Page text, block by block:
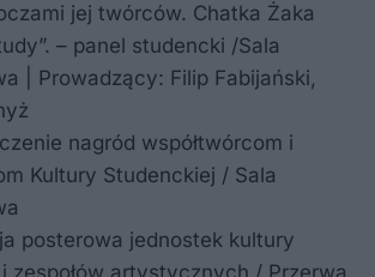
jej twórców. Chatka Żaka
– panel studencki /Sala
| Prowadzący: Filip Fabijański,
nagród współtwórcom i
Kultury Studenckiej / Sala
posterowa jednostek kultury